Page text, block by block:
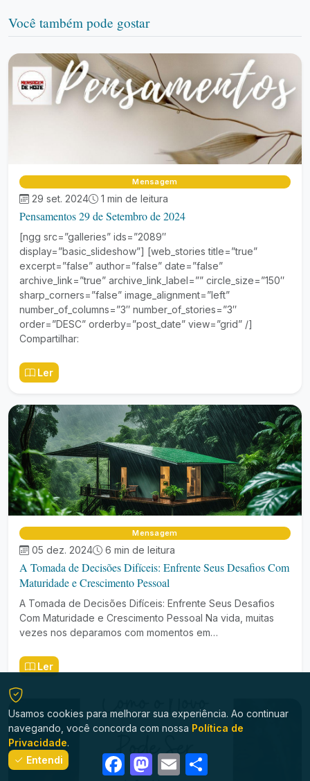
Você também pode gostar
Mensagem
29 set. 2024 1 min de leitura
Pensamentos 29 de Setembro de 2024
[ngg src=”galleries” ids=”2089″
display=”basic_slideshow”] [web_stories title=”true”
excerpt=”false” author=”false” date=”false”
archive_link=”true” archive_link_label=”” circle_size=”150″
sharp_corners=”false” image_alignment=”left”
number_of_columns=”3″ number_of_stories=”3″
order=”DESC” orderby=”post_date” view=”grid” /]
Compartilhar:
Ler
Mensagem
05 dez. 2024 6 min de leitura
A Tomada de Decisões Difíceis: Enfrente Seus Desafios Com
Maturidade e Crescimento Pessoal
A Tomada de Decisões Difíceis: Enfrente Seus Desafios
Com Maturidade e Crescimento Pessoal Na vida, muitas
vezes nos deparamos com momentos em…
Ler
Usamos cookies para melhorar sua experiência. Ao continuar
navegando, você concorda com nossa Política de
Privacidade.
Entendi
FacebookMastodon
Email